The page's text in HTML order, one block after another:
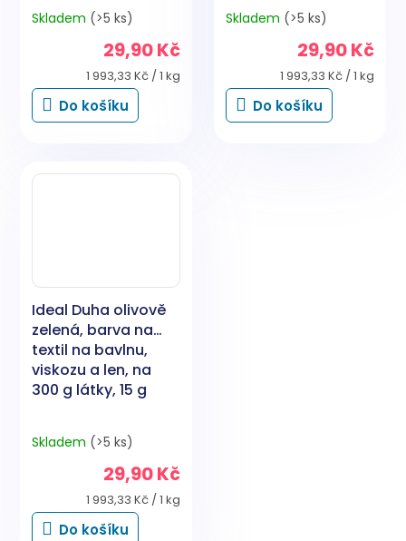
Skladem (>5 ks)
29,90 Kč
Měrná
cena:
1 993,33 Kč / 1 kg
Do košíku
Skladem (>5 ks)
29,90 Kč
Měrná
cena:
1 993,33 Kč / 1 kg
Do košíku
Ideal Duha olivově
zelená, barva na
textil na bavlnu,
viskozu a len, na
300 g látky, 15 g
Skladem (>5 ks)
29,90 Kč
Měrná
cena:
1 993,33 Kč / 1 kg
Do košíku